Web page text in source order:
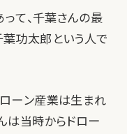
て、千葉さんの最
葉功太郎という人で
ローン産業は生まれ
は当時からドロー